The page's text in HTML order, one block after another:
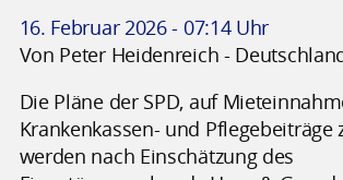
16. Februar 2026 - 07:14 Uhr
Von Peter Heidenreich -
Die Pläne der SPD, auf
Krankenkassen- und Pflegebeiträge
werden nach Einschätzung des